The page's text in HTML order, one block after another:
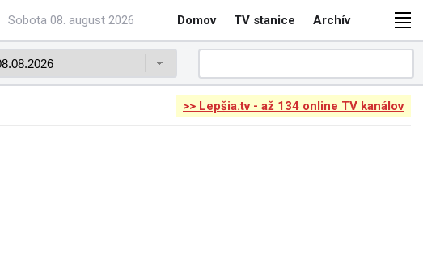
Sobota 08. august 2026 Domov TV stanice Archív
>> Lepšia.tv - až 134 online TV kanálov